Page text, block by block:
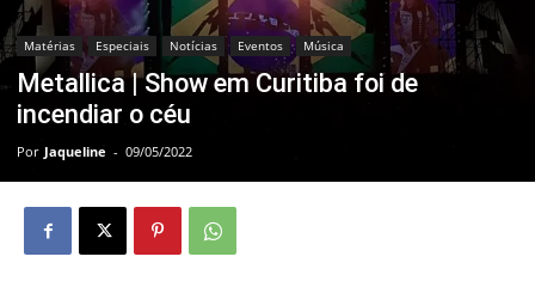
Matérias Especiais Notícias Eventos Música
Metallica | Show em Curitiba foi de
incendiar o céu
Por Jaqueline - 09/05/2022